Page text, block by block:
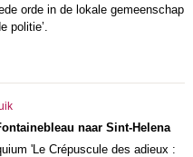
orde in de lokale gemeenschap
politie’.
naar Sint-Helena
'Le Crépuscule des adieux :